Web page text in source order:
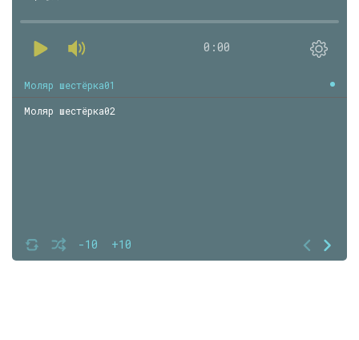
0:00
-10 +10
Моляр шестёрка01
Моляр шестёрка02